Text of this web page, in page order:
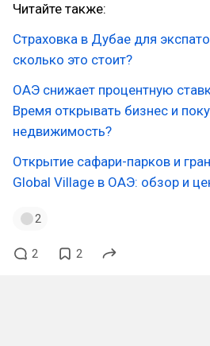
Читайте также:
Страховка в Дубае для
сколько это стоит?
ОАЭ снижает процентную
Время открывать бизнес и
недвижимость?
Открытие сафари-парков и
Global Village в ОАЭ: обзор и
2
2 2